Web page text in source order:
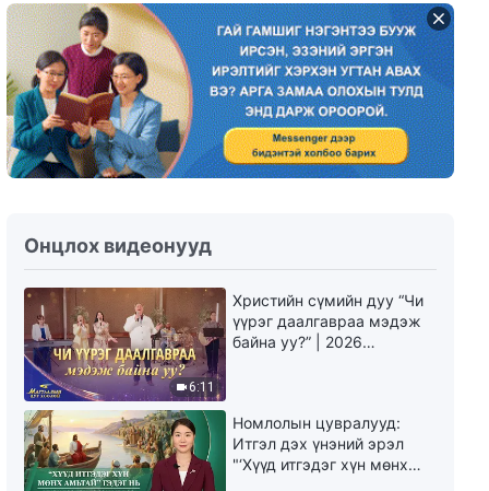
17:36
Бурханы үг | "Шинэ эрин үеийн
тушаал"
Бурханы үг | "Мянган жилийн
хаанчлал ирсэн"
22:15
Бурханы үг | "Бурхантай
вэ?"
24:43
Бурханы үг | "Бодит байдалд
илүү анхаар"
Онцлох видеонууд
6:11
Христийн сүмийн дуу “Чи
үүрэг даалгавраа мэдэж
байна уу?” | 2026
Номлолын цувралууд:
Итгэл дэх үнэний эрэл
"‘Хүүд итгэдэг хүн мөнх